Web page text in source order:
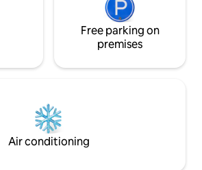
Free parking on
premises
Air conditioning